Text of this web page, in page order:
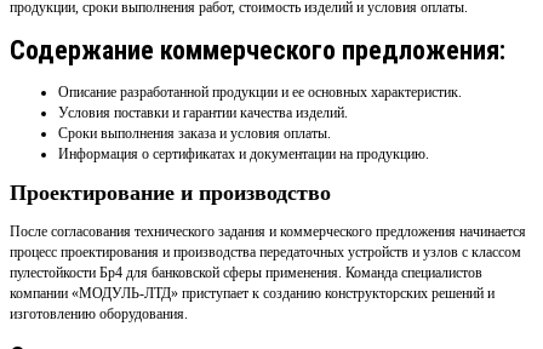
продукции, сроки выполнения работ, стоимость изделий и условия оплаты.
Содержание коммерческого предложения:
Описание разработанной продукции и ее основных характеристик.
Условия поставки и гарантии качества изделий.
Сроки выполнения заказа и условия оплаты.
Информация о сертификатах и документации на продукцию.
Проектирование и производство
После согласования технического задания и коммерческого предложения начинается
процесс проектирования и производства передаточных устройств и узлов с классом
пулестойкости Бр4 для банковской сферы применения. Команда специалистов
компании «МОДУЛЬ-ЛТД» приступает к созданию конструкторских решений и
изготовлению оборудования.